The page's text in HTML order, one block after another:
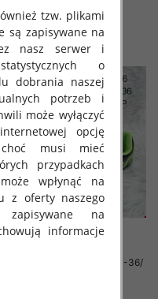
szczegóły
Sportowe Chłopięca Roz 31-36/
tzw. plikami
są zapisywane na
nasz serwer i
o
dobrania naszej
potrzeb i
może wyłączyć
opcję
choć musi mieć
przypadkach
wpłynąć na
z oferty naszego
na
informacje